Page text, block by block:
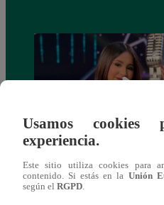
¡Imitadora de Laura Pausini
ganadora de Yo Soy: Nueva
Usamos
experiencia.
Este sitio utiliza cookies para
contenido. Si estás en la Unión
según el RGPD.